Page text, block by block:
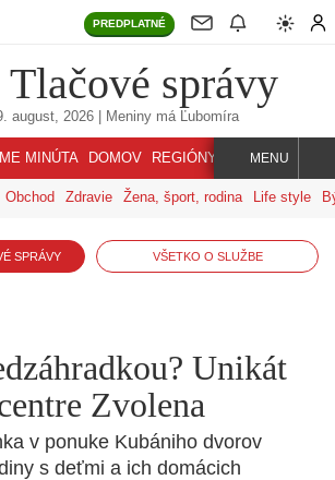
PREDPLATNÉ
Tlačové správy
august, 2026 | Meniny má Ľubomíra
MINÚTA DOMOV REGIÓNY INDEX SVET
MENU
Obchod Zdravie Žena, šport, rodina Life style
SPRÁVY VŠETKO O SLUŽBE
Unikát
Zvolena
v ponuke Kubániho dvorov
s deťmi a ich domácich